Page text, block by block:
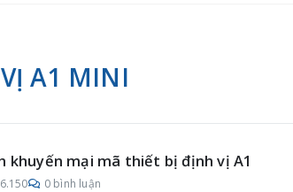
A1 MINI
khuyến mại mã thiết bị định vị A1
6.150 0 bình luận